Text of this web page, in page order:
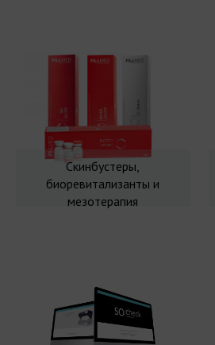
Скинбустеры,
биоревитализанты и
мезотерапия